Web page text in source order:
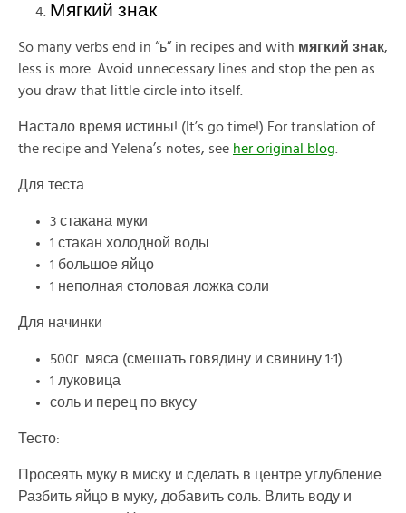
Мягкий знак
So many verbs end in “ь” in recipes and with мягкий знак,
less is more. Avoid unnecessary lines and stop the pen as
you draw that little circle into itself.
Настало время истины! (It’s go time!) For translation of
the recipe and Yelena’s notes, see her original blog
Для теста
3 стакана муки
1 стакан холодной воды
1 большое яйцо
1 неполная столовая ложка соли
Для начинки
500г. мяса (смешать говядину и свинину 1:1)
1 луковица
соль и перец по вкусу
Тесто:
Просеять муку в миску и сделать в центре углубление.
Разбить яйцо в муку, добавить соль. Влить воду и